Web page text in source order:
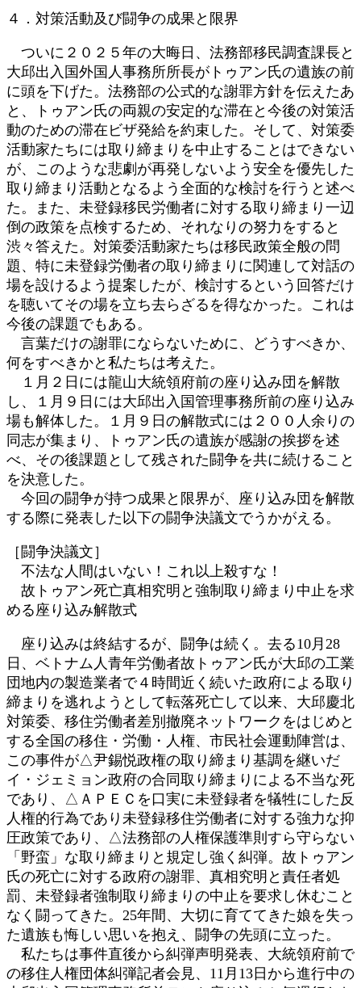
４．対策活動及び闘争の成果と限界
ついに２０２５年の大晦日、法務部移民調査課長と
大邱出入国外国人事務所所長がトゥアン氏の遺族の前
に頭を下げた。法務部の公式的な謝罪方針を伝えたあ
と、トゥアン氏の両親の安定的な滞在と今後の対策活
動のための滞在ビザ発給を約束した。そして、対策委
活動家たちには取り締まりを中止することはできない
が、このような悲劇が再発しないよう安全を優先した
取り締まり活動となるよう全面的な検討を行うと述べ
た。また、未登録移民労働者に対する取り締まり一辺
倒の政策を点検するため、それなりの努力をすると
渋々答えた。対策委活動家たちは移民政策全般の問
題、特に未登録労働者の取り締まりに関連して対話の
場を設けるよう提案したが、検討するという回答だけ
を聴いてその場を立ち去らざるを得なかった。これは
今後の課題でもある。
言葉だけの謝罪にならないために、どうすべきか、
何をすべきかと私たちは考えた。
１月２日には龍山大統領府前の座り込み団を解散
し、１月９日には大邱出入国管理事務所前の座り込み
場も解体した。１月９日の解散式には２００人余りの
同志が集まり、トゥアン氏の遺族が感謝の挨拶を述
べ、その後課題として残された闘争を共に続けること
を決意した。
今回の闘争が持つ成果と限界が、座り込み団を解散
する際に発表した以下の闘争決議文でうかがえる。
［闘争決議文］
不法な人間はいない！これ以上殺すな！
故トゥアン死亡真相究明と強制取り締まり中止を求
める座り込み解散式
座り込みは終結するが、闘争は続く。去る10月28
日、ベトナム人青年労働者故トゥアン氏が大邱の工業
団地内の製造業者で４時間近く続いた政府による取り
締まりを逃れようとして転落死亡して以来、大邱慶北
対策委、移住労働者差別撤廃ネットワークをはじめと
する全国の移住・労働・人権、市民社会運動陣営は、
この事件が△尹錫悦政権の取り締まり基調を継いだ
イ・ジェミョン政府の合同取り締まりによる不当な死
であり、△ＡＰＥＣを口実に未登録者を犠牲にした反
人権的行為であり未登録移住労働者に対する強力な抑
圧政策であり、△法務部の人権保護準則すら守らない
「野蛮」な取り締まりと規定し強く糾弾。故トゥアン
氏の死亡に対する政府の謝罪、真相究明と責任者処
罰、未登録者強制取り締まりの中止を要求し休むこと
なく闘ってきた。25年間、大切に育ててきた娘を失っ
た遺族も悔しい思いを抱え、闘争の先頭に立った。
私たちは事件直後から糾弾声明発表、大統領府前で
の移住人権団体糾弾記者会見、11月13日から進行中の